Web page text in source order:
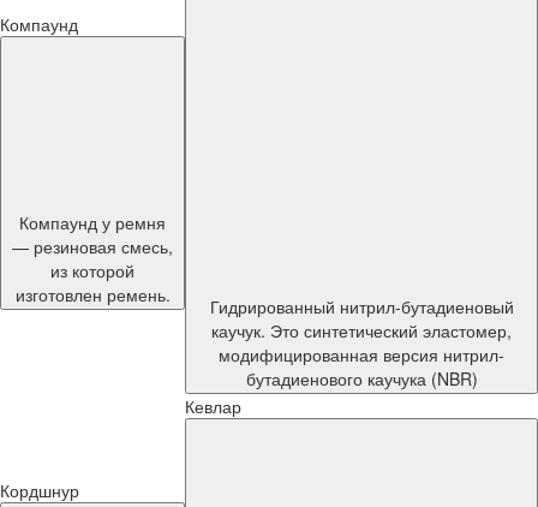
Компаунд
Компаунд у ремня
— резиновая смесь,
из которой
изготовлен ремень.
Гидрированный нитрил-бутадиеновый
каучук. Это синтетический эластомер,
модифицированная версия нитрил-
бутадиенового каучука (NBR)
Кордшнур
Кевлар